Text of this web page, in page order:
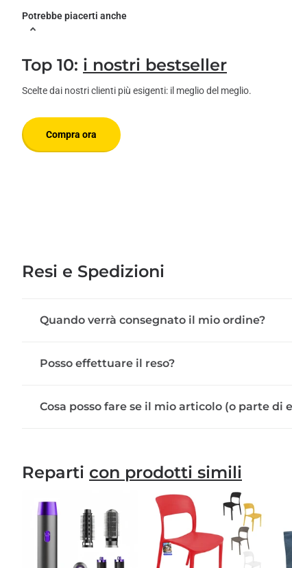
Potrebbe piacerti anche
Top 10: i nostri bestseller
Scelte dai nostri clienti più esigenti: il meglio del meglio.
Compra ora
Resi e Spedizioni
Quando verrà consegnato il mio ordine?
Posso effettuare il reso?
Cosa posso fare se il mio articolo (o parte di
Reparti con prodotti simili